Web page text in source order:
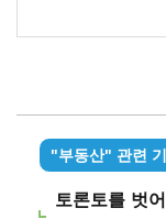
"부동산" 관련
토론토를 벗